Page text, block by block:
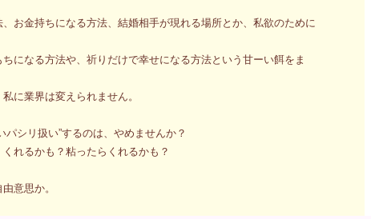
お金持ちになる方法、結婚相手が現れる場所とか、私欲のために
になる方法や、祈りだけで幸せになる方法という甘ーい餌をま
に業界は変えられません。
シリ扱い”するのは、やめませんか？
れるかも？粘ったらくれるかも？
意思か。